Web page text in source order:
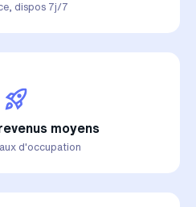
dispos 7j/7
moyens
d'occupation